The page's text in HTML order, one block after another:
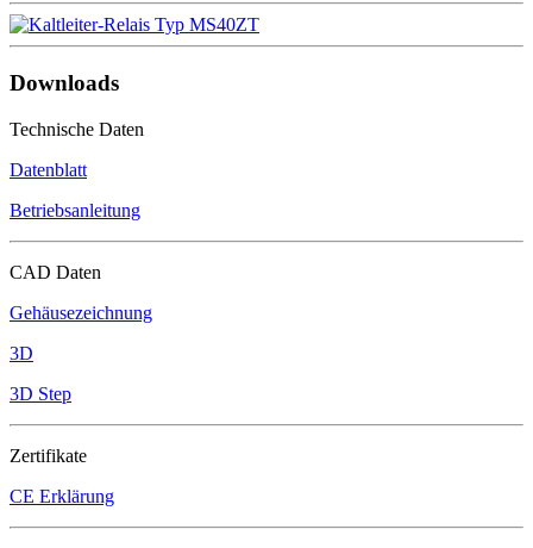
Downloads
Technische Daten
Datenblatt
Betriebsanleitung
CAD Daten
Gehäusezeichnung
3D
3D Step
Zertifikate
CE Erklärung